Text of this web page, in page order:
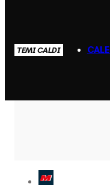
TEMI CALDI